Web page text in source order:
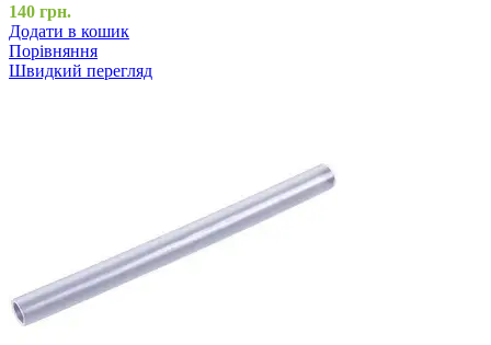
140 грн.
Додати в кошик
Порівняння
Швидкий перегляд